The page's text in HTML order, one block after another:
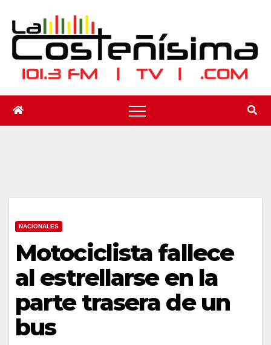
contenido
NACIONALES
Motociclista fallece
al estrellarse en la
parte trasera de un
bus